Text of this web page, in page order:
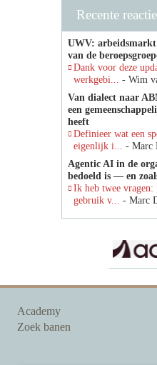
Recente
UWV:
van de
Dank voor deze
werkgebi... - Wim
Van dialect naar
een
heeft
Definieer wat een
eigenlijk i... - Marc
Agentic AI in de
bedoeld is — en
Ik heb twee
gebruik v... - Marc
Academy
Zoek banen